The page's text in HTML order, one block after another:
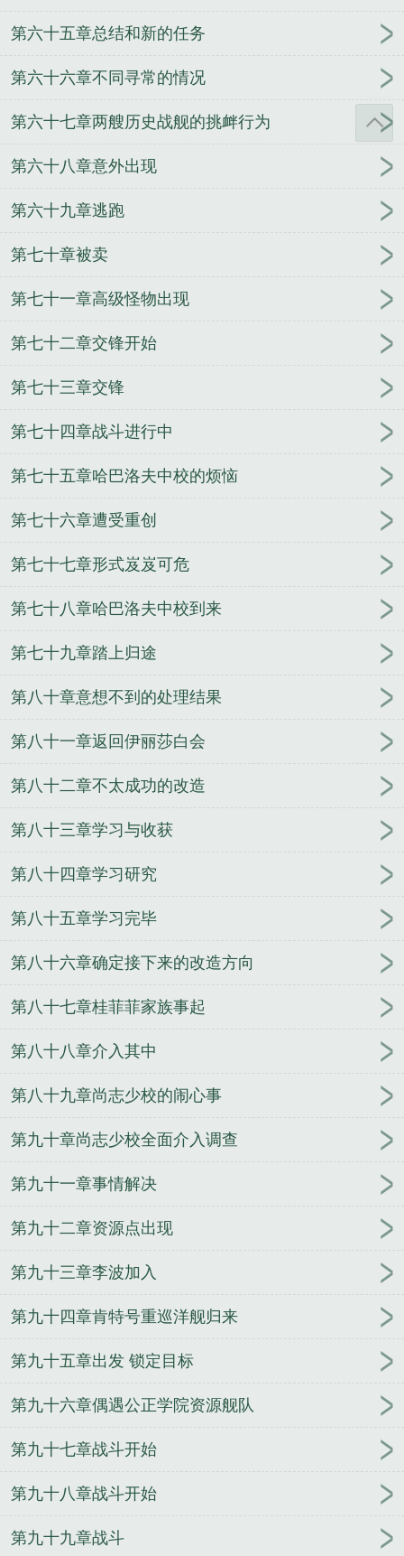
第六十五章总结和新的任务
第六十六章不同寻常的情况
第六十七章两艘历史战舰的挑衅行为
第六十八章意外出现
第六十九章逃跑
第七十章被卖
第七十一章高级怪物出现
第七十二章交锋开始
第七十三章交锋
第七十四章战斗进行中
第七十五章哈巴洛夫中校的烦恼
第七十六章遭受重创
第七十七章形式岌岌可危
第七十八章哈巴洛夫中校到来
第七十九章踏上归途
第八十章意想不到的处理结果
第八十一章返回伊丽莎白会
第八十二章不太成功的改造
第八十三章学习与收获
第八十四章学习研究
第八十五章学习完毕
第八十六章确定接下来的改造方向
第八十七章桂菲菲家族事起
第八十八章介入其中
第八十九章尚志少校的闹心事
第九十章尚志少校全面介入调查
第九十一章事情解决
第九十二章资源点出现
第九十三章李波加入
第九十四章肯特号重巡洋舰归来
第九十五章出发 锁定目标
第九十六章偶遇公正学院资源舰队
第九十七章战斗开始
第九十八章战斗开始
第九十九章战斗